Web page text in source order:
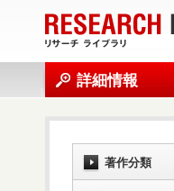
詳細情報
著作分類